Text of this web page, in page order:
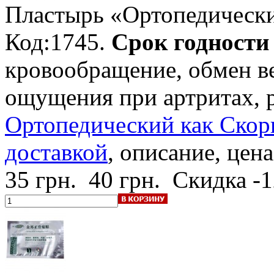
Пластырь
Код:1745. Срок
кровообращение, обмен
ощущения при артритах,
Ортопедический как
доставкой, описание,
35 грн. 40 грн. Скидка -